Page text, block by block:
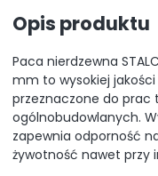
Opis produktu
Paca nierdzewna
mm to wysokiej
przeznaczone do prac
ogólnobudowlanych.
zapewnia odporność
żywotność nawet przy